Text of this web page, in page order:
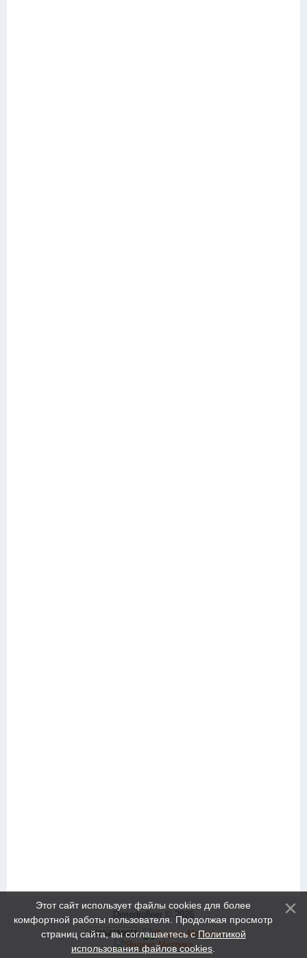
Dimedrolleer © 2026
Этот сайт использует файлы cookies для более
комфортной работы пользователя. Продолжая просмотр
страниц сайта, вы соглашаетесь сПолитикой
использования файлов cookies